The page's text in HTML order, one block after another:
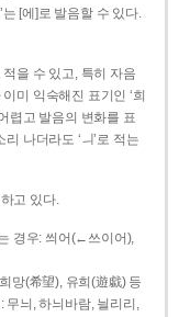
는 [에]로 발음할 수 있다.
적을 수 있고, 특히 자음
미 익숙해진 표기인 ‘희
렵고 발음의 변화를 표
리 나더라도 ‘ㅢ’로 적는
고 있다.
경우: 씌어(←쓰이어),
망(希望), 유희(遊戱) 등
무늬, 하늬바람, 늴리리,